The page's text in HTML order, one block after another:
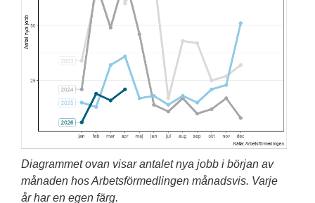
Diagrammet ovan visar antalet nya jobb i början av
månaden hos Arbetsförmedlingen månadsvis. Varje
år har en egen färg.